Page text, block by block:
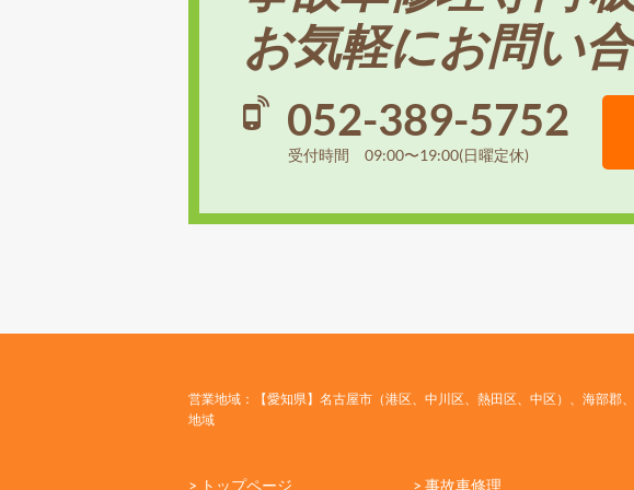
お気軽にお問い
052-389-5752
受付時間 09:00〜19:00(日曜定休)
営業地域：【愛知県】名古屋市（港区、中川区、熱田区、中区）、海部郡
地域
> トップページ > 事故車修理